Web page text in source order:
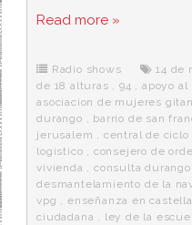
e
o
k
t
r
d
e
r
a
Read more »
Radio shows 14 de
de 18 alturas ,94 ,apoyo
asociacion de mujeres
durango , barrio de san
jerusalem , central de ciclo
logistico , consejero de
vivienda ,consulta durango
desmantelamiento de la
vpg ,enseñanza en
ciudadana , ley de la